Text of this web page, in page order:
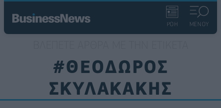
ΡΟΗ ΜΕΝΟΥ
#ΘΕΟΔΩΡΟΣ
ΣΚΥΛΑΚΑΚΗΣ